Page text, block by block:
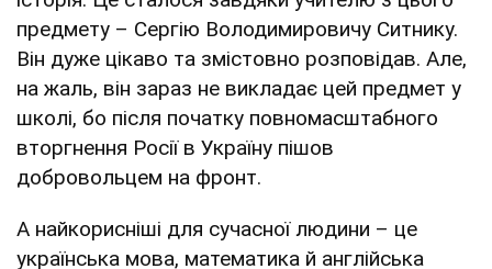
предмету – Сергію Володимировичу Ситнику.
Він дуже цікаво та змістовно розповідав. Але,
на жаль, він зараз не викладає цей предмет у
школі, бо після початку повномасштабного
вторгнення Росії в Україну пішов
добровольцем на фронт.
А найкорисніші для сучасної людини – це
українська мова, математика й англійська